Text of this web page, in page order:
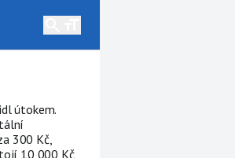
útokem.
300 Kč,
10 000 Kč